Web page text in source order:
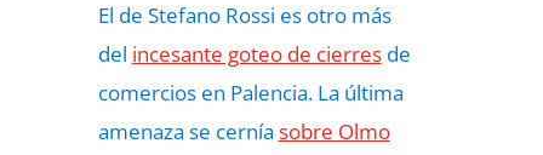
El de Stefano Rossi es otro más
del incesante goteo de cierres de
comercios en Palencia. La última
amenaza se cernía sobre Olmo